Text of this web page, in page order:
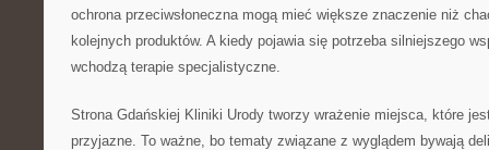
ochrona przeciwsłoneczna mogą mieć większe znaczenie niż
kolejnych produktów. A kiedy pojawia się potrzeba silniejszego
wchodzą terapie specjalistyczne.
Strona Gdańskiej Kliniki Urody tworzy wrażenie miejsca, które
przyjazne. To ważne, bo tematy związane z wyglądem bywają